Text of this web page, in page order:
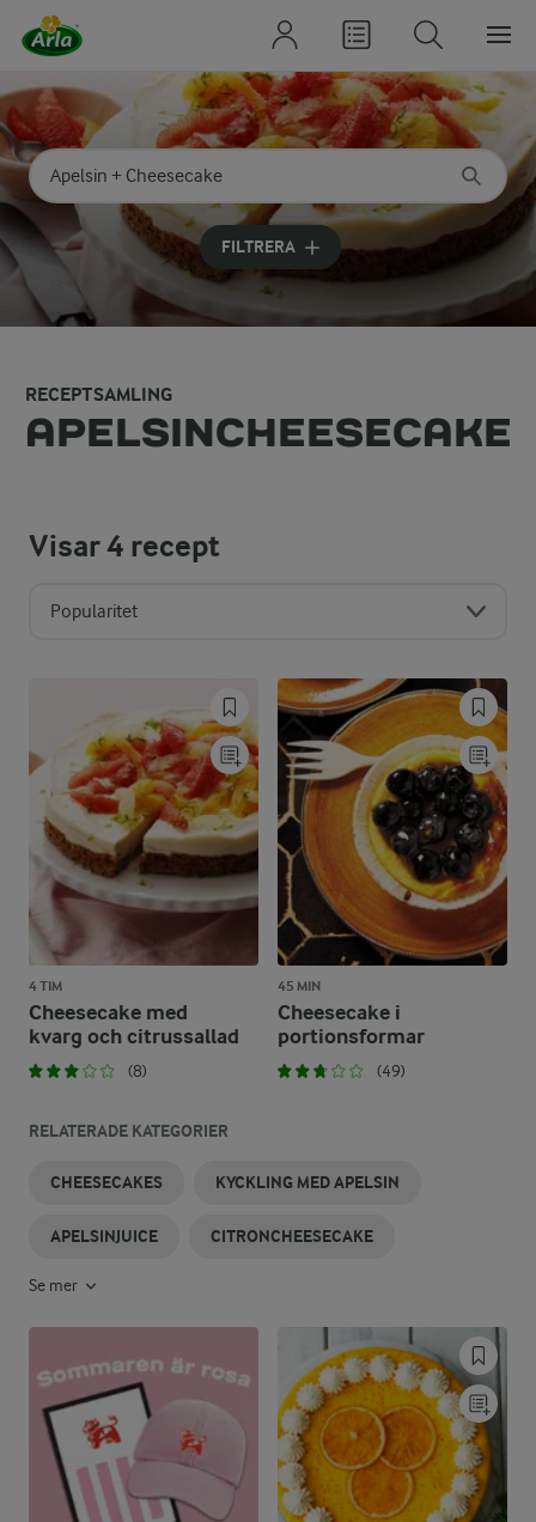
Sök på kategori eller ingrediens
Skriv in sökord för att få förslag
FILTRERA
RECEPTSAMLING
APELSINCHEESECAKE
Visar4 recept
Popularitet
4 TIM
Cheesecake med
kvarg och citrussallad
(8)
45 MIN
Cheesecake i
portionsformar
(49)
RELATERADE KATEGORIER
CHEESECAKES KYCKLING MED APELSIN
APELSINJUICE CITRONCHEESECAKE
Se mer